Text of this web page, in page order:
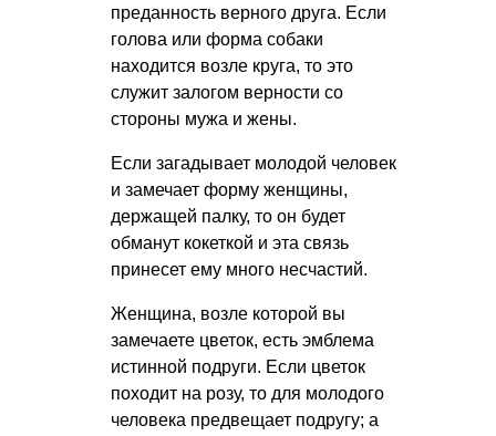
преданность верного друга. Если
голова или форма собаки
находится возле круга, то это
служит залогом верности со
стороны мужа и жены.
Если загадывает молодой человек
и замечает форму женщины,
держащей палку, то он будет
обманут кокеткой и эта связь
принесет ему много несчастий.
Женщина, возле которой вы
замечаете цветок, есть эмблема
истинной подруги. Если цветок
походит на розу, то для молодого
человека предвещает подругу; а